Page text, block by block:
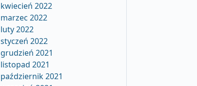
kwiecień 2022
marzec 2022
luty 2022
styczeń 2022
grudzień 2021
listopad 2021
październik 2021